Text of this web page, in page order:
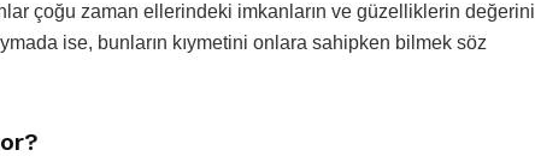
çoğu zaman ellerindeki imkanların ve güzelliklerin değerini
ise, bunların kıymetini onlara sahipken bilmek söz